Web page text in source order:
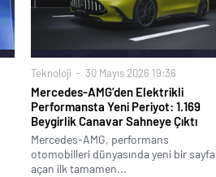
Teknoloji 30 Mayıs 2026 19:36
Mercedes-AMG’den Elektrikli
Performansta Yeni Periyot: 1.169
Beygirlik Canavar Sahneye Çıktı
Mercedes-AMG, performans
otomobilleri dünyasında yeni bir sayfa
açan ilk tamamen...